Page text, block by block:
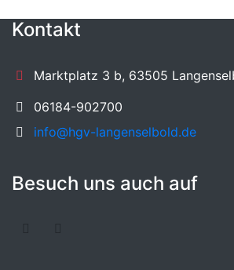
Kontakt
Marktplatz 3 b, 63505
06184-902700
info@hgv-langenselbold.de
Besuch uns auch auf